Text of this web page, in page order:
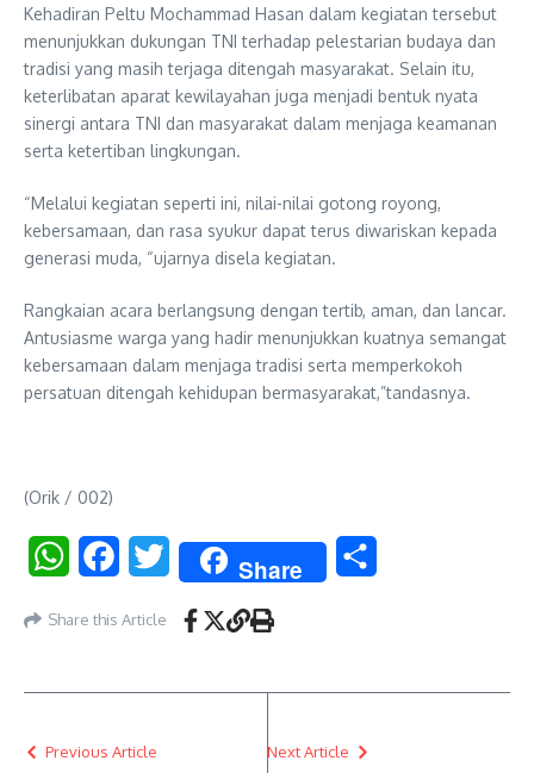
Kehadiran Peltu Mochammad Hasan dalam kegiatan tersebut
menunjukkan dukungan TNI terhadap pelestarian budaya dan
tradisi yang masih terjaga ditengah masyarakat. Selain itu,
keterlibatan aparat kewilayahan juga menjadi bentuk nyata
sinergi antara TNI dan masyarakat dalam menjaga keamanan
serta ketertiban lingkungan.
“Melalui kegiatan seperti ini, nilai-nilai gotong royong,
kebersamaan, dan rasa syukur dapat terus diwariskan kepada
generasi muda, “ujarnya disela kegiatan.
Rangkaian acara berlangsung dengan tertib, aman, dan lancar.
Antusiasme warga yang hadir menunjukkan kuatnya semangat
kebersamaan dalam menjaga tradisi serta memperkokoh
persatuan ditengah kehidupan bermasyarakat,”tandasnya.
(Orik / 002)
WhatsAppFacebookTwitter Share
Share this Article
Previous Article Next Article